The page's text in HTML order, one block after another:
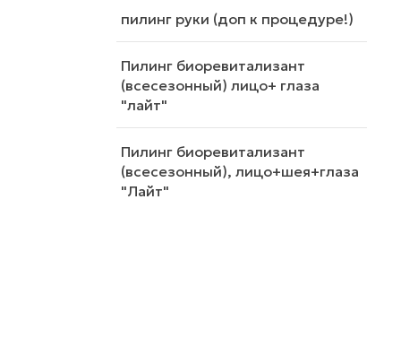
пилинг руки (доп к процедуре!)
Пилинг биоревитализант
(всесезонный) лицо+ глаза
"лайт"
Пилинг биоревитализант
(всесезонный), лицо+шея+глаза
"Лайт"